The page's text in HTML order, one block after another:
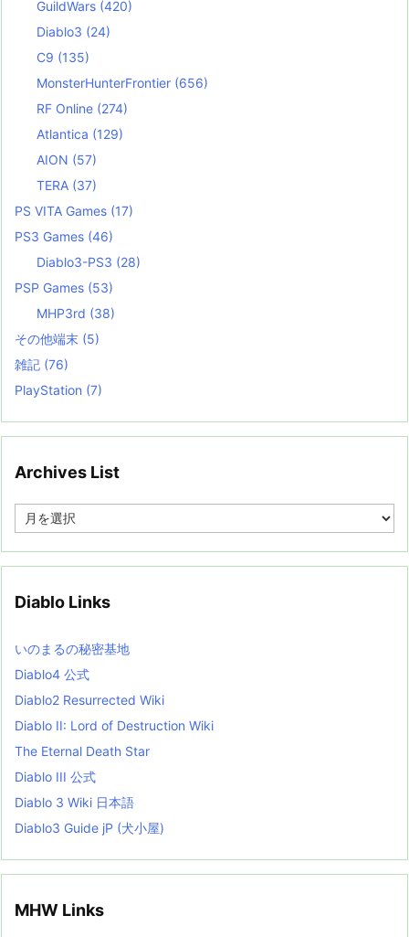
GuildWars (420)
Diablo3 (24)
C9 (135)
MonsterHunterFrontier (656)
RF Online (274)
Atlantica (129)
AION (57)
TERA (37)
PS VITA Games (17)
PS3 Games (46)
Diablo3-PS3 (28)
PSP Games (53)
MHP3rd (38)
その他端末 (5)
雑記 (76)
PlayStation (7)
Archives List
e
i
s
t
Diablo Links
いのまるの秘密基地
Diablo4 公式
Diablo2 Resurrected Wiki
Diablo II: Lord of Destruction Wiki
The Eternal Death Star
Diablo III 公式
Diablo 3 Wiki 日本語
Diablo3 Guide jP (犬小屋)
MHW Links